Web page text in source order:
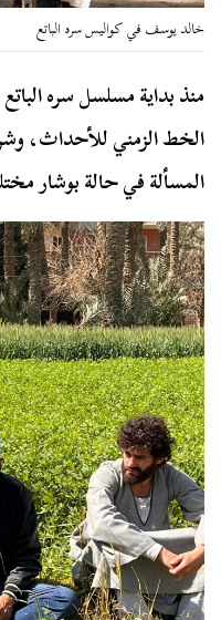
خالد يوسف في كواليس سره الباتع
منذ بداية مسلسل سره
الخط الزمني للأحداث،
المسألة في حالة بوشار